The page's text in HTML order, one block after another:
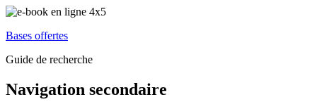
Bases offertes
Guide de recherche
Navigation secondaire